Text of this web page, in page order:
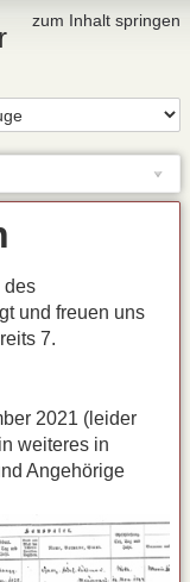
zum Inhalt springen
des
und freuen uns
7.
2021 (leider
weiteres in
Angehörige